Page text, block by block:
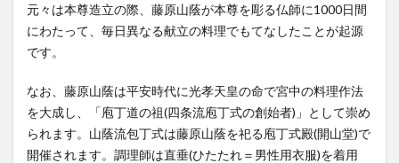
元々は本尊造立の際、藤原山蔭が本尊を彫る仏師に1000日間
にわたって、毎日異なる献立の料理でもてなしたことが起源
です。
なお、藤原山蔭は平安時代に光孝天皇の命で宮中の料理作法
を大成し、「庖丁道の祖(四条流庖丁式の創始者)」として崇め
られます。山蔭流包丁式は藤原山蔭を祀る庖丁式殿(開山堂)で
開催されます。調理師は直垂(ひたたれ＝男性用衣服)を着用